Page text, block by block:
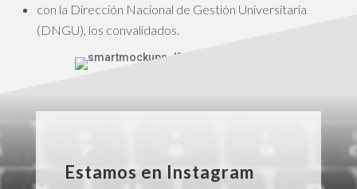
con la Dirección Nacional de Gestión Universitaria
(DNGU), los convalidados.
Estamos en Instagram